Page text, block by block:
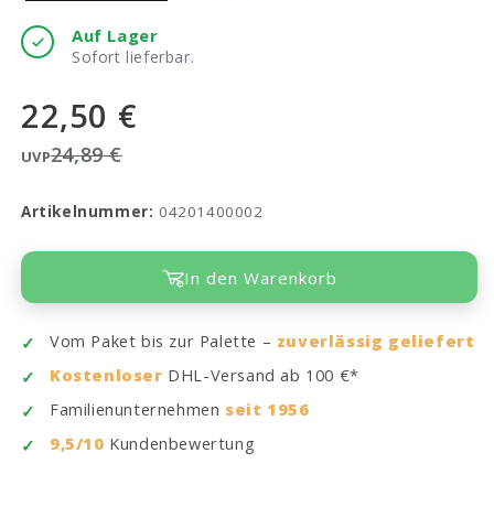
Auf Lager
Sofort lieferbar.
22,50 €
UVP24,89 €
Artikelnummer: 04201400002
In den Warenkorb
Vom Paket bis zur Palette – zuverlässig geliefert
Kostenloser DHL-Versand ab 100 €*
Familienunternehmen seit 1956
9,5/10 Kundenbewertung